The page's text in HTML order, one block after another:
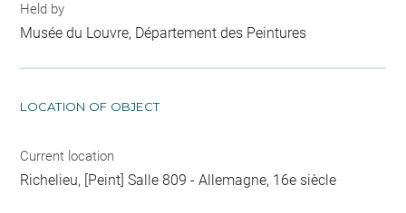
Held by
Musée du Louvre, Département des Peintures
LOCATION OF OBJECT
Current location
Richelieu, [Peint] Salle 809 - Allemagne, 16e siècle